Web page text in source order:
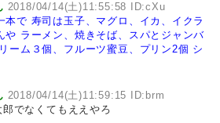
2018/04/14(土)11:55:58 ID:cXu
本で 寿司は玉子、マグロ、イカ、イクラ
や ラーメン、焼きそば、スパとジャンバ
ーム３個、フルーツ蜜豆、プリン2個 シ
2018/04/14(土)11:59:15 ID:brm
でなくてもええやろ